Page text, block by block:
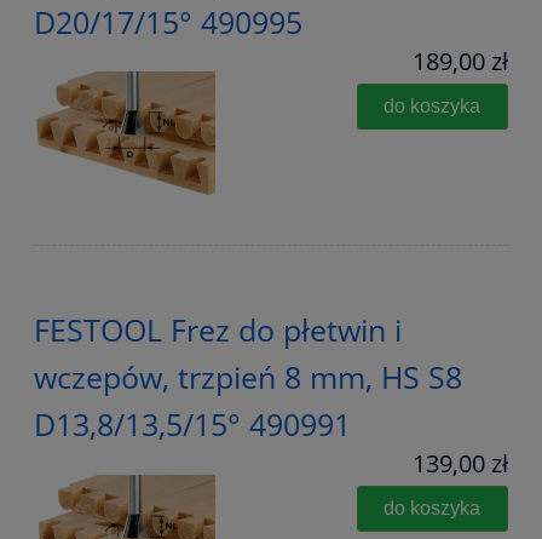
D20/17/15° 490995
189,00 zł
do koszyka
FESTOOL Frez do płetwin i
wczepów, trzpień 8 mm, HS S8
D13,8/13,5/15° 490991
139,00 zł
do koszyka